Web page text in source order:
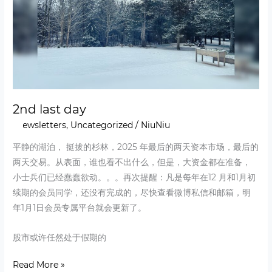
2nd last day
Newsletters, Uncategorized / NiuNiu
平静的湖泊， 挺拔的杉林，2025 年最后的两天资本市场，最后的
两天交易。从表面，谁也看不出什么，但是，大资金都在准备，
小士兵们已经蠢蠢欲动。。。再次提醒：凡是每年在12 月和1月初
续期的会员同学，还没有完成的，尽快查看微博私信和邮箱，明
年1月1日会员专属平台就会更新了。
股市或许任然处于假期的
Read More »